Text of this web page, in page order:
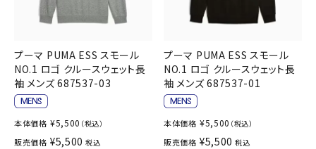
プーマ PUMA ESS スモール
NO.1 ロゴ クルースウェット長
袖 メンズ 687537-03
本体価格 ¥5,500 （税込）
販売価格 ¥5,500 税込
プーマ PUMA ESS スモール
NO.1 ロゴ クルースウェット長
袖 メンズ 687537-01
本体価格 ¥5,500 （税込）
販売価格 ¥5,500 税込